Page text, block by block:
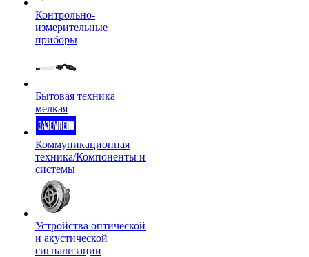
Контрольно-
измерительные
приборы
Бытовая техника
мелкая
Коммуникационная
техника/Компоненты и
системы
Устройства оптической
и акустической
сигнализации